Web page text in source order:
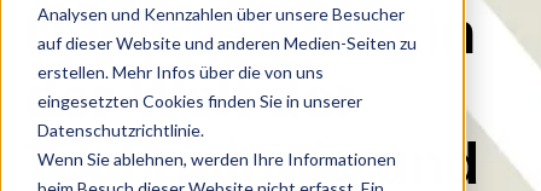
Analysen und Kennzahlen über unsere Besucher
auf dieser Website und anderen Medien-Seiten zu
erstellen. Mehr Infos über die von uns
eingesetzten Cookies finden Sie in unserer
Datenschutzrichtlinie.
Wenn Sie ablehnen, werden Ihre Informationen
Deine Zukunft in
der Welt der
Technologie und